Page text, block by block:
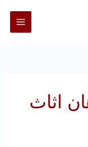
اثاث